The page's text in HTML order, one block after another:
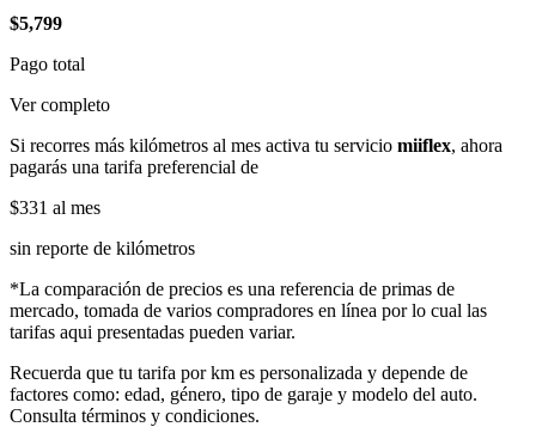
$5,799
Pago total
Ver completo
Si recorres más kilómetros al mes activa tu servicio miiflex, ahora
pagarás una tarifa preferencial de
$331 al mes
sin reporte de kilómetros
*La comparación de precios es una referencia de primas de
mercado, tomada de varios compradores en línea por lo cual las
tarifas aqui presentadas pueden variar.
Recuerda que tu tarifa por km es personalizada y depende de
factores como: edad, género, tipo de garaje y modelo del auto.
Consulta términos y condiciones.